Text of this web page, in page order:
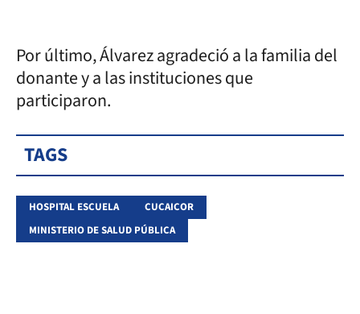
Por último, Álvarez agradeció a la familia del
donante y a las instituciones que
participaron.
TAGS
HOSPITAL ESCUELA
CUCAICOR
MINISTERIO DE SALUD PÚBLICA